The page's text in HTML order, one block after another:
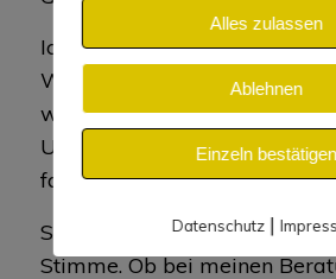
Ich stand vor einer
Weg oder mutiger Sprung?
war skeptisch. Aber mein
Und ich ging. Heute nenne ich
fand: meine Lebensenergie.
Seitdem vertraue ich meiner
Stimme. Ob bei meinen
Alles zulassen
Ablehnen
Einzeln bestätigen
Datenschutz|